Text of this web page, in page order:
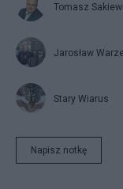
Tomasz
Jarosław
Stary Wiarus
Napisz notkę